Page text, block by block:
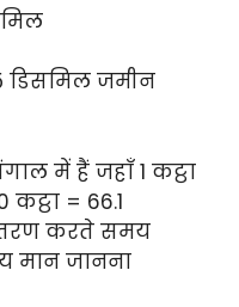
डिसमिल जमीन
में हैं जहाँ 1 कट्ठा
कट्ठा = 66.1
करते समय
मान जानना